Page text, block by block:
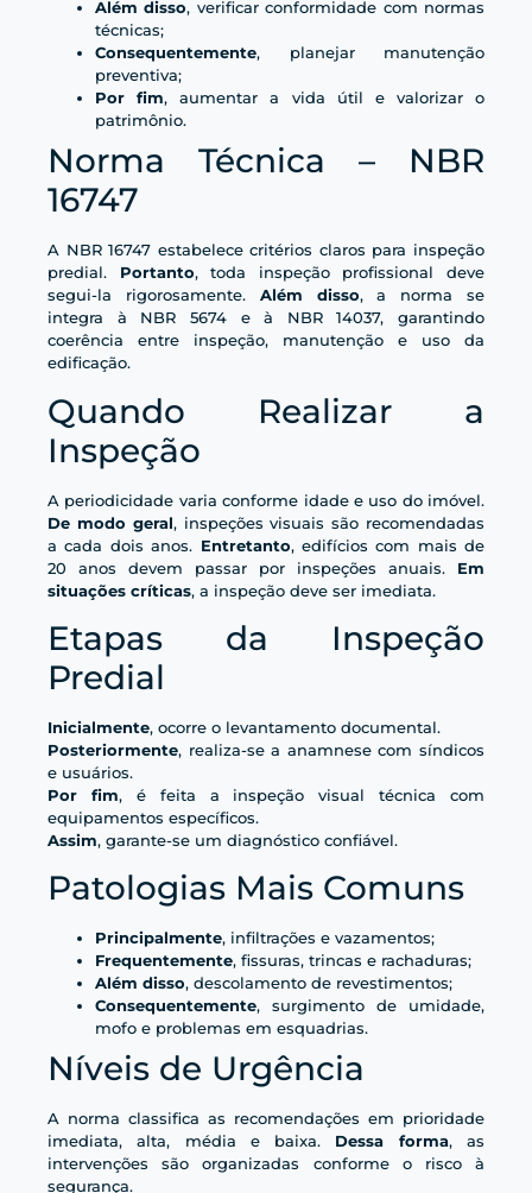
Além disso, verificar conformidade com normas
técnicas;
Consequentemente, planejar manutenção
preventiva;
Por fim, aumentar a vida útil e valorizar o
patrimônio.
Norma Técnica – NBR
16747
A NBR 16747 estabelece critérios claros para inspeção
predial. Portanto, toda inspeção profissional deve
segui-la rigorosamente. Além disso, a norma se
integra à NBR 5674 e à NBR 14037, garantindo
coerência entre inspeção, manutenção e uso da
edificação.
Quando Realizar a
Inspeção
A periodicidade varia conforme idade e uso do imóvel.
De modo geral, inspeções visuais são recomendadas
a cada dois anos. Entretanto, edifícios com mais de
20 anos devem passar por inspeções anuais. Em
situações críticas, a inspeção deve ser imediata.
Etapas da Inspeção
Predial
Inicialmente, ocorre o levantamento documental.
Posteriormente, realiza-se a anamnese com síndicos
e usuários.
Por fim, é feita a inspeção visual técnica com
equipamentos específicos.
Assim, garante-se um diagnóstico confiável.
Patologias Mais Comuns
Principalmente, infiltrações e vazamentos;
Frequentemente, fissuras, trincas e rachaduras;
Além disso, descolamento de revestimentos;
Consequentemente, surgimento de umidade,
mofo e problemas em esquadrias.
Níveis de Urgência
A norma classifica as recomendações em prioridade
imediata, alta, média e baixa. Dessa forma, as
intervenções são organizadas conforme o risco à
segurança.